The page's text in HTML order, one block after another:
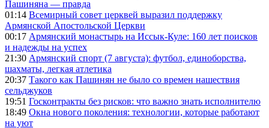
Пашиняна — правда
01:14 Всемирный совет церквей выразил поддержку
Армянской Апостольской Церкви
00:17 Армянский монастырь на Иссык-Куле: 160 лет поисков
и надежды на успех
21:30 Армянский спорт (7 августа): футбол, единоборства,
шахматы, легкая атлетика
20:37 Такого как Пашинян не было со времен нашествия
сельджуков
19:51 Госконтракты без рисков: что важно знать исполнителю
18:49 Окна нового поколения: технологии, которые работают
на уют